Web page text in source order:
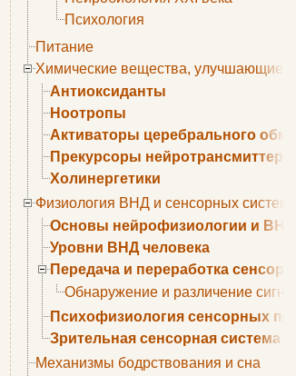
Психология
Питание
Химические вещества, улучшающие
Антиоксиданты
Ноотропы
Активаторы церебрального
Прекурсоры нейротрансмиттеров
Холинергетики
Физиология ВНД и сенсорных систем
Основы нейрофизиологии и ВНД
Уровни ВНД человека
Передача и переработка
Обнаружение и различение
Психофизиология сенсорных
Зрительная сенсорная система
Механизмы бодрствования и сна